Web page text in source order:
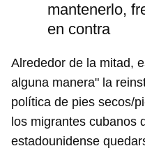
mantenerlo,
en contra
Alrededor de la mitad,
alguna manera" la
política de pies secos/
los migrantes cubanos
estadounidense